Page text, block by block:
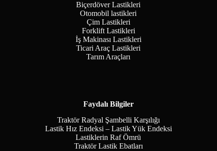
Biçerdöver Lastikleri
Otomobil lastikleri
Çim Lastikleri
Forklift Lastikleri
İş Makinası Lastikleri
Ticari Araç Lastikleri
Tarım Araçları
Faydalı Bilgiler
Traktör Radyal Şambelli Karşılığı
Lastik Hız Endeksi – Lastik Yük Endeksi
Lastiklerin Raf Ömrü
Traktör Lastik Ebatları